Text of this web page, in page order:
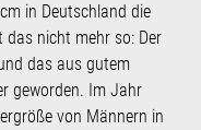
in Deutschland die
nicht mehr so: Der
das aus gutem
geworden. Im Jahr
von Männern in